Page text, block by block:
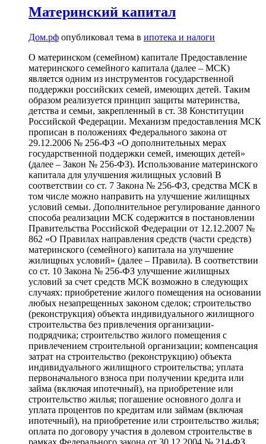
Материнский капитал
Дом.рф опубликовал тема в ипотека и налоги
О материнском (семейном) капитале Предоставление
материнского семейного капитала (далее – МСК)
является одним из инструментов государственной
поддержки российских семей, имеющих детей. Таким
образом реализуется принцип защиты материнства,
детства и семьи, закрепленный в ст. 38 Конституции
Российской Федерации. Механизм предоставления МСК
прописан в положениях Федерального закона от
29.12.2006 № 256-ФЗ «О дополнительных мерах
государственной поддержки семей, имеющих детей»
(далее – Закон № 256-ФЗ). Использование материнского
капитала для улучшения жилищных условий В
соответствии со ст. 7 Закона № 256-ФЗ, средства МСК в
том числе можно направить на улучшение жилищных
условий семьи. Дополнительное регулирование данного
способа реализации МСК содержится в постановлении
Правительства Российской Федерации от 12.12.2007 №
862 «О Правилах направления средств (части средств)
материнского (семейного) капитала на улучшение
жилищных условий» (далее – Правила). В соответствии
со ст. 10 Закона № 256-ФЗ улучшение жилищных
условий за счет средств МСК возможно в следующих
случаях: приобретение жилого помещения на основании
любых незапрещенных законом сделок; строительство
(реконструкция) объекта индивидуального жилищного
строительства без привлечения организации-
подрядчика; строительство жилого помещения с
привлечением строительной организации; компенсация
затрат на строительство (реконструкцию) объекта
индивидуального жилищного строительства; уплата
первоначального взноса при получении кредита или
займа (включая ипотечный), на приобретение или
строительство жилья; погашение основного долга и
уплата процентов по кредитам или займам (включая
ипотечный), на приобретение или строительство жилья;
оплата по договору участия в долевом строительстве в
рамках Федерального закона от 30.12.2004 № 214-ФЗ